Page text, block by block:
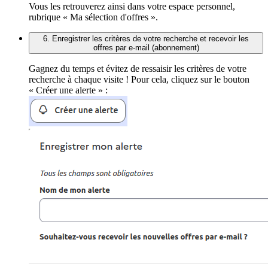
Vous les retrouverez ainsi dans votre espace personnel,
rubrique « Ma sélection d'offres ».
6. Enregistrer les critères de votre recherche et recevoir les
offres par e-mail (abonnement)
Gagnez du temps et évitez de ressaisir les critères de votre
recherche à chaque visite ! Pour cela, cliquez sur le bouton
« Créer une alerte » :